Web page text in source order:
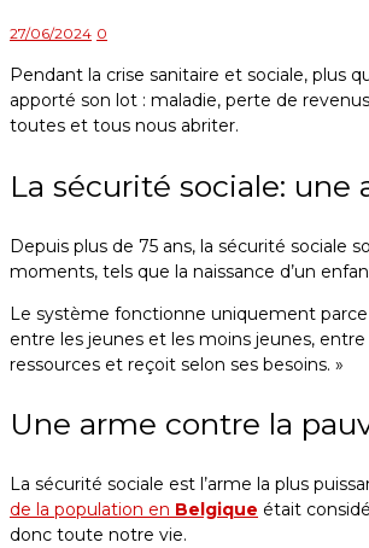
27/06/2024 0
Pendant la crise sanitaire et sociale, plus
apporté son lot : maladie, perte de
toutes et tous nous abriter.
La sécurité sociale: une
Depuis plus de 75 ans, la sécurité sociale
moments, tels que la naissance d’un
Le système fonctionne uniquement parce
entre les jeunes et les moins jeunes,
ressources et reçoit selon ses besoins. »
Une arme contre la
La sécurité sociale est l’arme la plus
de la population en Belgique était
donc toute notre vie.